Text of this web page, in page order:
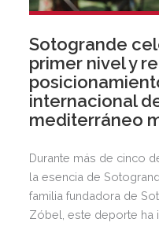
Sotogrande
primer nivel y
internacional
mediterráneo
Durante más de cinco
la esencia de
familia fundadora de
Zóbel, este deporte ha